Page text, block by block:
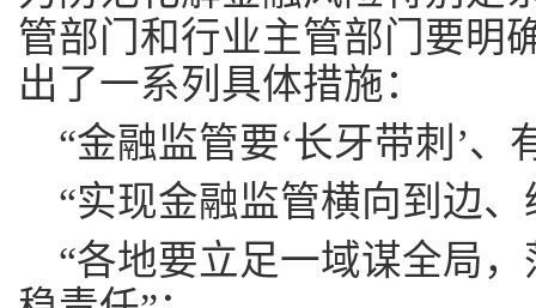
管部门和行业主管部门要明
出了一系列具体措施：
“金融监管要‘长牙带刺’、
“实现金融监管横向到边
“各地要立足一域谋全局